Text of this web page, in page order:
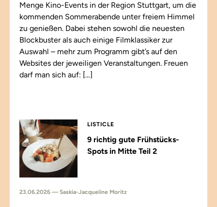
Menge Kino-Events in der Region Stuttgart, um die
kommenden Sommerabende unter freiem Himmel
zu genießen. Dabei stehen sowohl die neuesten
Blockbuster als auch einige Filmklassiker zur
Auswahl – mehr zum Programm gibt’s auf den
Websites der jeweiligen Veranstaltungen. Freuen
darf man sich auf: […]
LISTICLE
9 richtig gute Frühstücks-
Spots in Mitte Teil 2
23.06.2026 — Saskia-Jacqueline Moritz